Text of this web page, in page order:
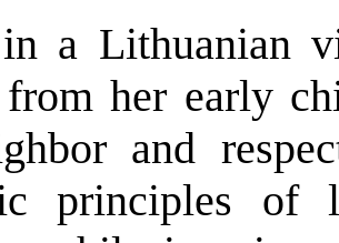
a Lithuanian
her early
and
principles of